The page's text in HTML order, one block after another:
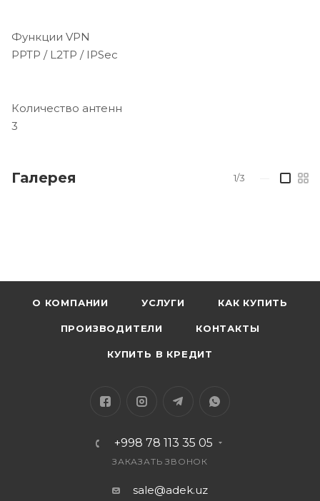
Функции VPN
PPTP / L2TP / IPSec
Количество антенн
3
Галерея 1/3
О КОМПАНИИ УСЛУГИ КАК КУПИТЬ
ПРОИЗВОДИТЕЛИ КОНТАКТЫ
КУПИТЬ В КРЕДИТ
+998 78 113 35 05
ЗАКАЗАТЬ ЗВОНОК
sale@adek.uz